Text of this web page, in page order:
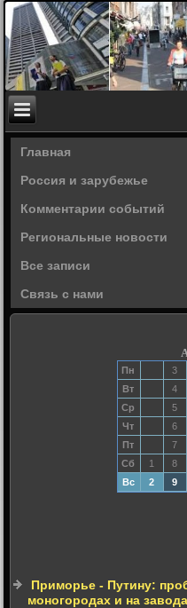
Главная
Россия и зарубежье
Комментарии событий
Региональные новости
Все записи
Связь с нами
Пн 3
Вт
4
Ср
5
Чт
6
Пт
7
Сб
1 8
Вс
2 9
Приморье - Путину:
моногородах и на